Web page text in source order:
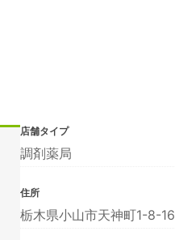
店舗タイプ
調剤薬局
住所
栃木県小山市天神町1-8-16